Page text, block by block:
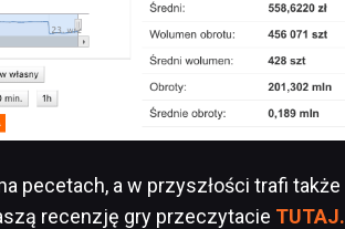
pecetach, a w przyszłości trafi także
recenzję gry przeczytacie TUTAJ.